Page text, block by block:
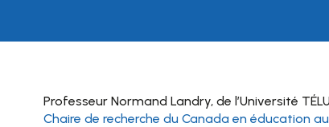
Professeur Normand Landry, de l’Université
Chaire de recherche du Canada en éducation